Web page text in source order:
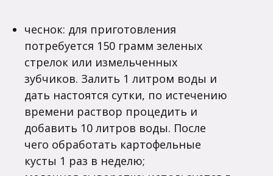
чеснок: для приготовления
потребуется 150 грамм зеленых
стрелок или измельченных
зубчиков. Залить 1 литром воды и
дать настоятся сутки, по истечению
времени раствор процедить и
добавить 10 литров воды. После
чего обработать картофельные
кусты 1 раз в неделю;